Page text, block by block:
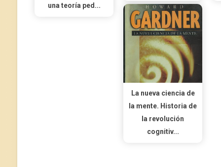
una teoría ped...
La nueva ciencia de
la mente. Historia de
la revolución
cognitiv...